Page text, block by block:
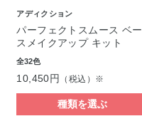
アディクション
パーフェクトスムース ベー
スメイクアップ キット
全32色
10,450円 （税込）※
種類を選ぶ